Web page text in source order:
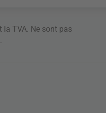
TVA. Ne sont pas